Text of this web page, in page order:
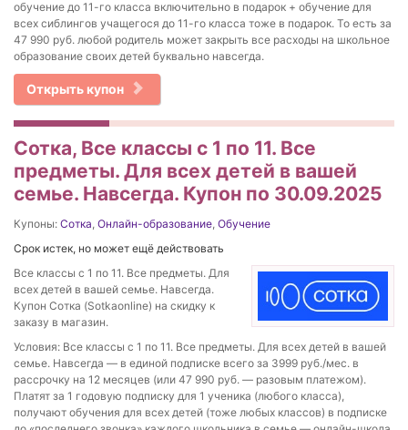
обучение до 11-го класса включительно в подарок + обучение для
всех сиблингов учащегося до 11-го класса тоже в подарок. То есть за
47 990 руб. любой родитель может закрыть все расходы на школьное
образование своих детей буквально навсегда.
Открыть купон
Сотка, Все классы с 1 по 11. Все
предметы. Для всех детей в вашей
семье. Навсегда. Купон по 30.09.2025
Купоны: Сотка Онлайн-образование Обучение
Срок истек, но может ещё действовать
Все классы с 1 по 11. Все предметы. Для
всех детей в вашей семье. Навсегда.
Купон Сотка (Sotkaonline) на скидку к
заказу в магазин.
Условия: Все классы с 1 по 11. Все предметы. Для всех детей в вашей
семье. Навсегда — в единой подписке всего за 3999 руб./мес. в
рассрочку на 12 месяцев (или 47 990 руб. — разовым платежом).
Платят за 1 годовую подписку для 1 ученика (любого класса),
получают обучения для всех детей (тоже любых классов) в подписке